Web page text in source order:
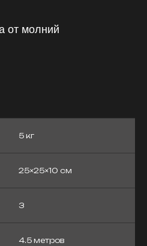
от молний
5 кг
25×25×10 см
3
4.5 метров